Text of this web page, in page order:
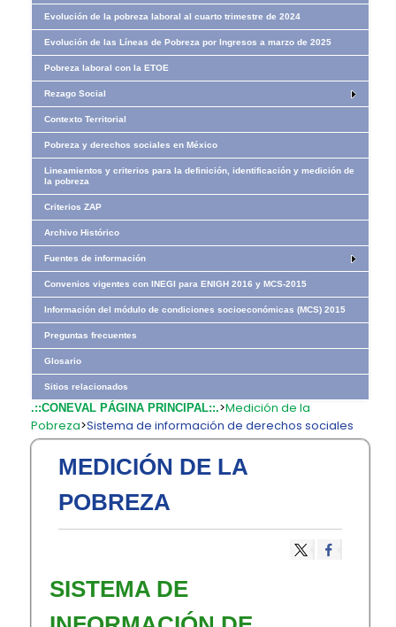
Evolución de la pobreza laboral al cuarto trimestre de 2024
Evolución de las Líneas de Pobreza por Ingresos​​ a marzo de 2025
Pobreza laboral con la ETOE
Rezago Social
Contexto Territorial
Pobreza y derechos sociales en México
Lineamientos y criterios para la definición, identificación y medición de
la pobreza
Criterios ZAP
Archivo Histórico
Fuentes de información
Convenios vigentes con INEGI para ENIGH 2016 y MCS-2015
Información del módulo de condiciones socioeconómicas (MCS) 2015
Preguntas frecuentes
Glosario
Sitios relacionados
.::CONEVAL PÁGINA PRINCIPAL::.>Medición de la
Pobreza>Sistema de información de derechos sociales
MEDICIÓN DE LA
POBREZA
SISTEMA DE